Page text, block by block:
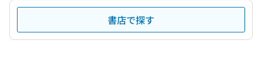
書店で探す